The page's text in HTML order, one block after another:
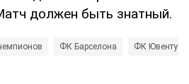
должен быть знатный.
ФК Барселона ФК Ювентус